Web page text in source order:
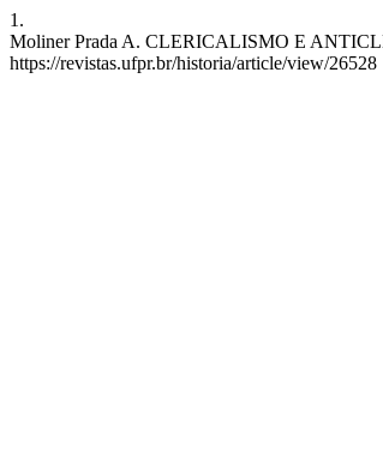
1.
Moliner Prada A. CLERICALISMO E
https://revistas.ufpr.br/historia/article/view/26528